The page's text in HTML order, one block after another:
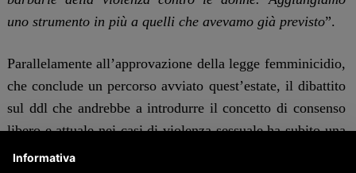
uno strumento in più a quelli che avevamo già previsto”.
Parallelamente all’approvazione della legge femminicidio,
che conclude un percorso avviato quest’estate, il dibattito
sul ddl che andrebbe a introdurre il concetto di consenso
libero e attuale nei casi di violenza sessuale ha subito una
battuta d’arresto. In Senato, la maggioranza ha infatti
Informativa